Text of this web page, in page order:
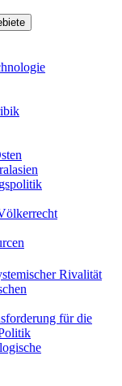
Rivalität
für die